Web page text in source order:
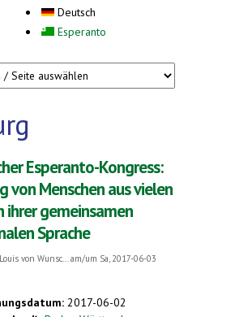
Deutsch
Esperanto
Esperanto-Kongress:
von Menschen aus vielen
ihrer gemeinsamen
Sprache
Louis von Wunsc...
am/um Sa, 2017-06-03
2017-06-02